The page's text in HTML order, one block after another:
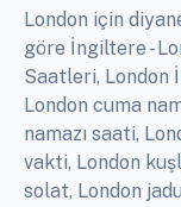
London için
göre İngiltere -
Saatleri, London
London cuma
namazı saati,
vakti, London
solat, London